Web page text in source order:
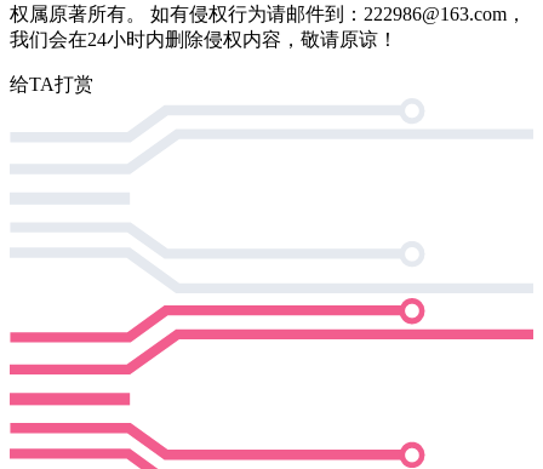
权属原著所有。 如有侵权行为请邮件到：222986@163.com，
我们会在24小时内删除侵权内容，敬请原谅！
给TA打赏